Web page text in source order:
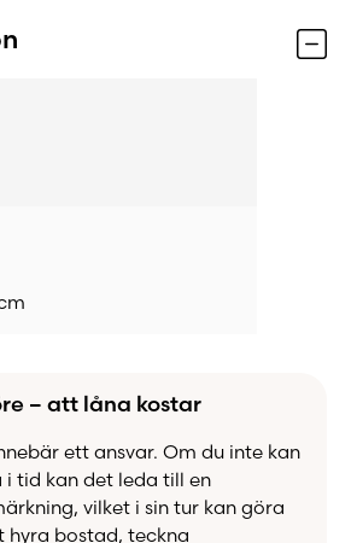
– att låna kostar
ett ansvar. Om du inte kan
tid kan det leda till en
vilket i sin tur kan göra
hyra bostad, teckna